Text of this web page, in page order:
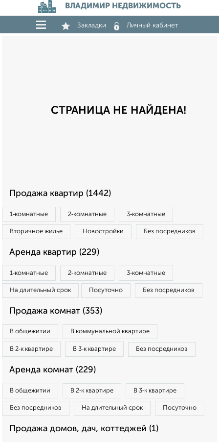
ВЛАДИМИР НЕДВИЖИМОСТЬ
Закладки Личный кабинет
СТРАНИЦА НЕ НАЙДЕНА!
Продажа квартир (1442)
1‑комнатные 2‑комнатные 3‑комнатные
Вторичное жилье Новостройки Без посредников
Аренда квартир (229)
1‑комнатные 2‑комнатные 3‑комнатные
На длительный срок Посуточно Без посредников
Продажа комнат (353)
В общежитии В коммунальной квартире
В 2‑к квартире В 3‑к квартире Без посредников
Аренда комнат (229)
В общежитии В 2‑к квартире В 3‑к квартире
Без посредников На длительный срок Посуточно
Продажа домов, дач, коттеджей (1)